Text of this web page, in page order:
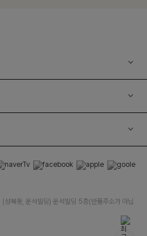
북동, 운석빌딩) 운석빌딩 5층(반품주소가 아닙